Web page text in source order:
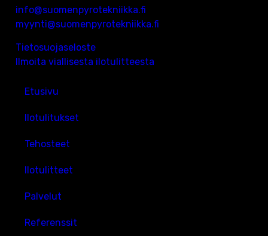
info@suomenpyrotekniikka.fi
myynti@suomenpyrotekniikka.fi
Tietosuojaseloste
Ilmoita viallisesta ilotulitteesta
Etusivu
Ilotulitukset
Tehosteet
Ilotulitteet
Palvelut
Referenssit